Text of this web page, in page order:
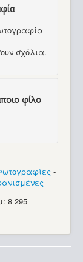
σχόλια.
φίλο
-
8 295